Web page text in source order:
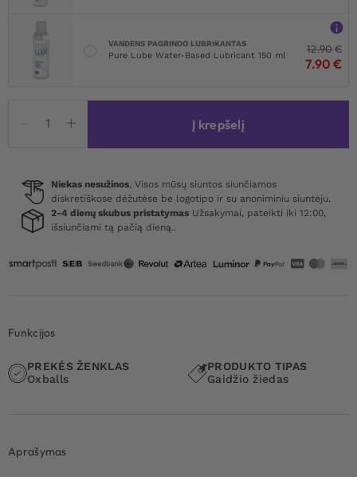
VANDENS PAGRINDO LUBRIKANTAS
Pure Lube Water-Based Lubricant 150 ml
12.90€
7.90 €
kiekis:
Oxballs
Cock
Ring
Red
Į krepšelį
Niekas nesužinos, Visos mūsų siuntos siunčiamos
diskretiškose dėžutėse be logotipo ir su anoniminiu siuntėju.
2-4 dienų skubus pristatymas Užsakymai, pateikti iki 12:00,
išsiunčiami tą pačią dieną..
Funkcijos
PREKĖS ŽENKLAS
Oxballs
PRODUKTO TIPAS
Gaidžio žiedas
Aprašymas